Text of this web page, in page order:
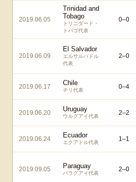
2019.06.05
Trinidad and
Tobago
トリニダード・
トバゴ代表
0–0
2019.06.09
El Salvador
エルサルバドル
代表
2–0
2019.06.17 Chile
チリ代表 0–4
2019.06.20 Uruguay
ウルグアイ代表 2–2
2019.06.24 Ecuador
エクアドル代表 1–1
2019.09.05 Paraguay
パラグアイ代表
2–0